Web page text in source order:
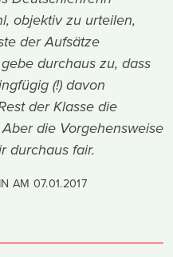
objektiv zu urteilen,
der Aufsätze
durchaus zu, dass
(!) davon
der Klasse die
die Vorgehensweise
durchaus fair.
AM 07.01.2017